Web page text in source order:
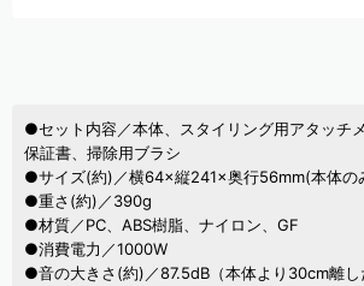
●セット内容／本体、スタイリング用アタッチ
保証書、掃除用ブラシ
●サイズ(約)／横64×縦241×奥行56mm(本体の
●重さ(約)／390g
●材質／PC、ABS樹脂、ナイロン、GF
●消費電力／1000W
●音の大きさ(約)／87.5ⅾB（本体より30cm離し